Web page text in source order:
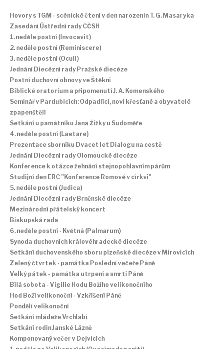
Hovory s TGM - scénické čtení v den narozenin T. G. Masaryka
Zasedání Ústřední rady CČSH
1. neděle postní (Invocavit)
2. neděle postní (Reminiscere)
3. neděle postní (Oculi)
Jednání Diecézní rady Pražské diecéze
Postní duchovní obnovy ve Štěkni
Biblické oratorium a připomenutí J. A. Komenského
Seminář v Pardubicích: Odpadlíci, noví křesťané a obyvatelé
zpapenštělí
Setkání u památníku Jana Žižky u Sudoměře
4. neděle postní (Laetare)
Prezentace sborníku Dvacet let Dialogu na cestě
Jednání Diecézní rady Olomoucké diecéze
Konference k otázce žehnání stejnopohlavním párům
Studijní den ERC "Konference Romové v církvi"
5. neděle postní (Judica)
Jednání Diecézní rady Brněnské diecéze
Mezinárodní přátelský koncert
Biskupská rada
6. neděle postní - Květná (Palmarum)
Synoda duchovních královéhradecké diecéze
Setkání duchovenského sboru plzeňské diecéze v Mirovicích
Zelený čtvrtek - památka Poslední večeře Páně
Velký pátek - památka utrpení a smrti Páně
Bílá sobota - Vigilie Hodu Božího velikonočního
Hod Boží velikonoční - Vzkříšení Páně
Pondělí velikonoční
Setkání mládeže Vrchlabí
Setkání rodin Janské Lázně
Komponovaný večer v Dejvicích